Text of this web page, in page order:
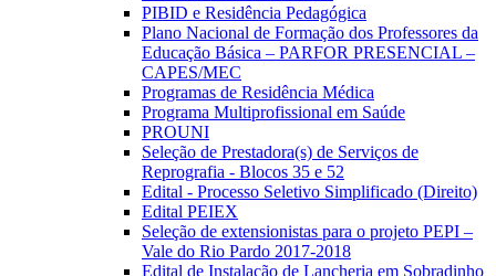
PIBID e Residência Pedagógica
Plano Nacional de Formação dos Professores da
Educação Básica – PARFOR PRESENCIAL –
CAPES/MEC
Programas de Residência Médica
Programa Multiprofissional em Saúde
PROUNI
Seleção de Prestadora(s) de Serviços de
Reprografia - Blocos 35 e 52
Edital - Processo Seletivo Simplificado (Direito)
Edital PEIEX
Seleção de extensionistas para o projeto PEPI –
Vale do Rio Pardo 2017-2018
Edital de Instalação de Lancheria em Sobradinho